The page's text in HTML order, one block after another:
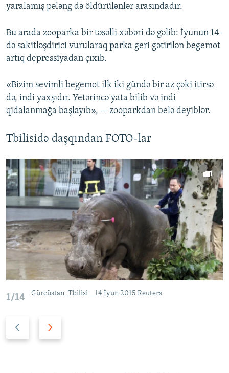
yaralamış pələng də öldürülənlər arasındadır.
Bu arada zooparka bir təsəlli xəbəri də gəlib: İyunun 14-
də sakitləşdirici vurularaq parka geri gətirilən begemot
artıq depressiyadan çıxıb.
«Bizim sevimli begemot ilk iki gündə bir az çəki itirsə
də, indi yaxşıdır. Yetərincə yata bilib və indi
qidalanmağa başlayıb», -- zooparkdan belə deyiblər.
Tbilisidə daşqından FOTO-lar
1/14 Gürcüstan_Tbilisi__14 İyun 2015 Reuters